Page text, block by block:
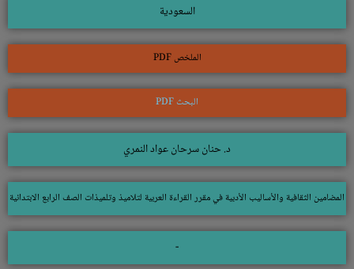
السعودية
الملخص PDF
البحث PDF
د. حنان سرحان عواد النمري
المضامين الثقافية والأساليب الأدبية في مقرر القراءة العربية لتلاميذ وتلميذات الصف الرابع الابتدائية
-